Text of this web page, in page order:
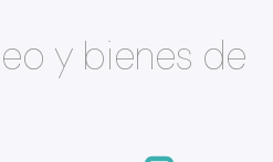
y bienes de